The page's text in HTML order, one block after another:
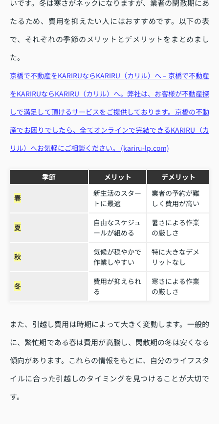
いです。冬は寒さがネックになりますが、業者の閑散期にあ
たるため、費用を抑えたい人にはおすすめです。以下の表
で、それぞれの季節のメリットとデメリットをまとめまし
た。
京橋で不動産をKARIRUならKARIRU（カリル）へ – 京橋で不動産
をKARIRUならKARIRU（カリル）へ。弊社は、お客様が不動産探
しで満足して頂けるサービスをご提供しております。京橋の不動
産でお困りでしたら、全てオンラインで完結できるKARIRU（カ
リル）へお気軽にご相談ください。 (kariru-lp.com)
季節 メリット デメリット
春
新生活のスター
トに最適
業者の予約が難
しく費用が高い
夏
自由なスケジュ
ールが組める
暑さによる作業
の厳しさ
秋
気候が穏やかで
作業しやすい
特に大きなデメ
リットなし
冬
費用が抑えられ
る
寒さによる作業
の厳しさ
また、引越し費用は時期によって大きく変動します。一般的
に、繁忙期である春は費用が高騰し、閑散期の冬は安くなる
傾向があります。これらの情報をもとに、自分のライフスタ
イルに合った引越しのタイミングを見つけることが大切で
す。